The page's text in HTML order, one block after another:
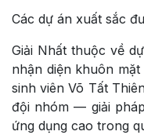
Các dự án xuất sắc
Giải Nhất thuộc về
nhận diện khuôn
sinh viên Võ Tất
đội nhóm — giải
ứng dụng cao trong